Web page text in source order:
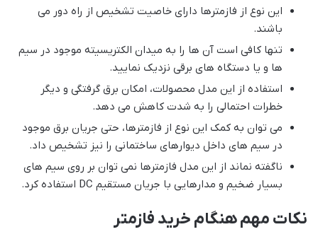
این نوع از فازمترها دارای خاصیت تشخیص از راه دور می
باشند.
تنها کافی است آن ها را به میدان الکتریسیته موجود در سیم
ها و یا دستگاه های برقی نزدیک نمایید.
استفاده از این مدل محصولات، امکان برق گرفتگی و دیگر
خطرات احتمالی را به شدت کاهش می دهد.
می توان به کمک این نوع از فازمترها، حتی جریان برق موجود
در سیم های داخل دیوارهای ساختمانی را نیز تشخیص داد.
ناگفته نماند از این مدل فازمترها نمی توان بر روی سیم های
بسیار ضخیم و مدارهایی با جریان مستقیم DC استفاده کرد.
نکات مهم هنگام خرید فازمتر